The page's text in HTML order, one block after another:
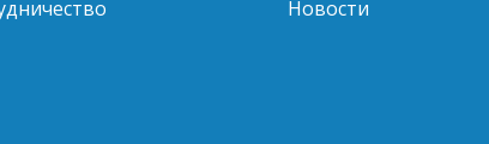
Новости